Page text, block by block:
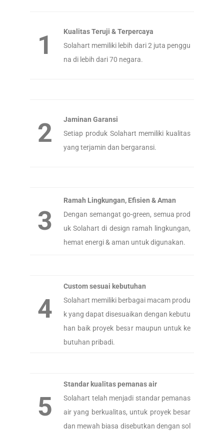
1
Kualitas Teruji & Terpercaya
Solahart memiliki lebih dari 2 juta penggu
na di lebih dari 70 negara.
2
Jaminan Garansi
Setiap produk Solahart memiliki kualitas
yang terjamin dan bergaransi.
3
Ramah Lingkungan, Efisien & Aman
Dengan semangat go-green, semua prod
uk Solahart di design ramah lingkungan,
hemat energi & aman untuk digunakan.
4
Custom sesuai kebutuhan
Solahart memiliki berbagai macam produ
k yang dapat disesuaikan dengan kebutu
han baik proyek besar maupun untuk ke
butuhan pribadi.
5
Standar kualitas pemanas air
Solahart telah menjadi standar pemanas
air yang berkualitas, untuk proyek besar
dan mewah biasa disebutkan dengan sol